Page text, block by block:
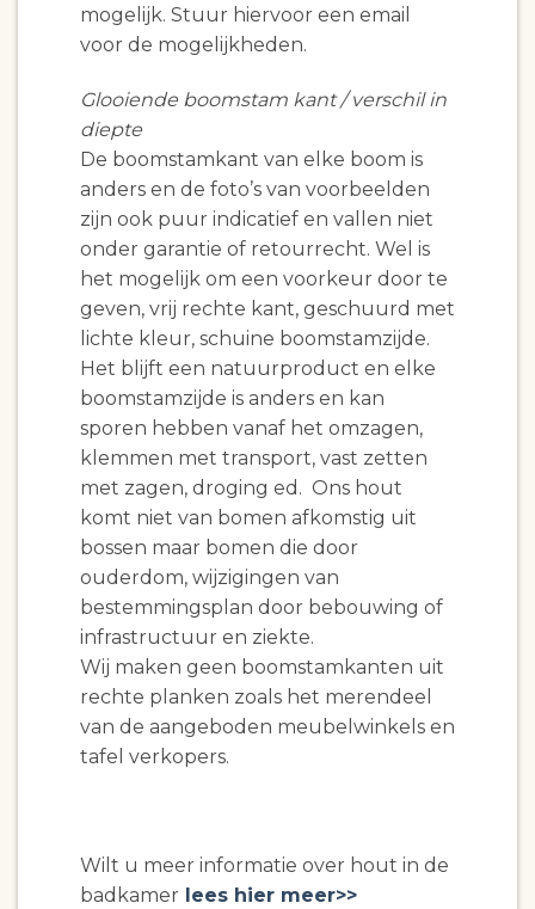
mogelijk. Stuur hiervoor een email
voor de mogelijkheden.
Glooiende boomstam kant / verschil in
diepte
De boomstamkant van elke boom is
anders en de foto’s van voorbeelden
zijn ook puur indicatief en vallen niet
onder garantie of retourrecht. Wel is
het mogelijk om een voorkeur door te
geven, vrij rechte kant, geschuurd met
lichte kleur, schuine boomstamzijde.
Het blijft een natuurproduct en elke
boomstamzijde is anders en kan
sporen hebben vanaf het omzagen,
klemmen met transport, vast zetten
met zagen, droging ed. Ons hout
komt niet van bomen afkomstig uit
bossen maar bomen die door
ouderdom, wijzigingen van
bestemmingsplan door bebouwing of
infrastructuur en ziekte.
Wij maken geen boomstamkanten uit
rechte planken zoals het merendeel
van de aangeboden meubelwinkels en
tafel verkopers.
Wilt u meer informatie over hout in de
badkamer lees hier meer>>